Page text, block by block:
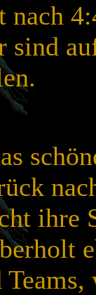
nach
sind
ihre